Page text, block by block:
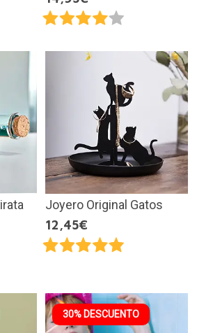
Joyero Original Gatos
12,45€
30% DESCUENTO